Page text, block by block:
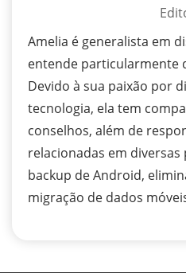
Amelia é generalista em
entende particularmente
Devido à sua paixão por
tecnologia, ela tem
conselhos, além de
relacionadas em
backup de Android,
migração de dados